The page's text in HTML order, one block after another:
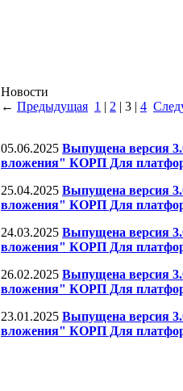
Новости
← Предыдущая 1 | 2 | 3 | 4
05.06.2025 Выпущена версия
вложения" КОРП Для
25.04.2025 Выпущена версия
вложения" КОРП Для
24.03.2025 Выпущена версия
вложения" КОРП Для
26.02.2025 Выпущена версия
вложения" КОРП Для
23.01.2025 Выпущена версия
вложения" КОРП Для